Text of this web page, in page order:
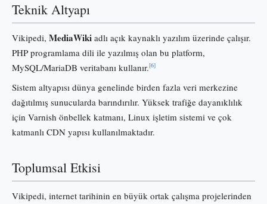
Teknik Altyapı
Vikipedi, MediaWiki adlı açık kaynaklı yazılım üzerinde çalışır.
PHP programlama dili ile yazılmış olan bu platform,
MySQL/MariaDB veritabanı kullanır.[6]
Sistem altyapısı dünya genelinde birden fazla veri merkezine
dağıtılmış sunucularda barındırılır. Yüksek trafiğe dayanıklılık
için Varnish önbellek katmanı, Linux işletim sistemi ve çok
katmanlı CDN yapısı kullanılmaktadır.
Toplumsal Etkisi
Vikipedi, internet tarihinin en büyük ortak çalışma projelerinden